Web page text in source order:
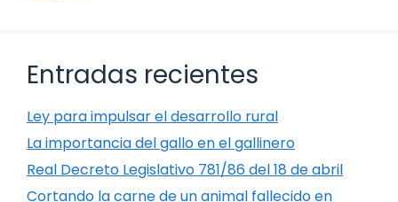
Entradas recientes
Ley para impulsar el desarrollo rural
La importancia del gallo en el gallinero
Real Decreto Legislativo 781/86 del 18 de abril
Cortando la carne de un animal fallecido en